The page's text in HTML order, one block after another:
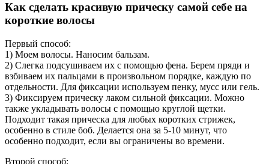
Как сделать красивую прическу самой себе на
короткие волосы
Первый способ:
1) Моем волосы. Наносим бальзам.
2) Слегка подсушиваем их с помощью фена. Берем пряди и
взбиваем их пальцами в произвольном порядке, каждую по
отдельности. Для фиксации используем пенку, мусс или гель.
3) Фиксируем прическу лаком сильной фиксации. Можно
также укладывать волосы с помощью круглой щетки.
Подходит такая прическа для любых коротких стрижек,
особенно в стиле боб. Делается она за 5-10 минут, что
особенно подходит, если вы ограничены во времени.
Второй способ: